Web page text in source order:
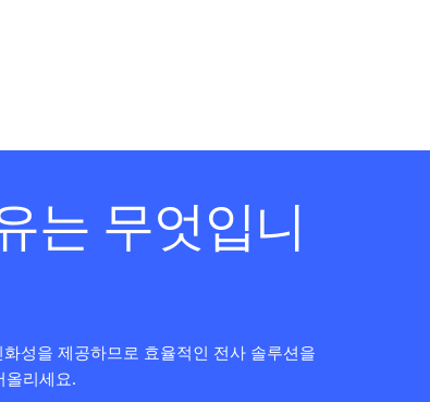
는 무엇입니
성을 제공하므로 효율적인 전사 솔루션을
올리세요.